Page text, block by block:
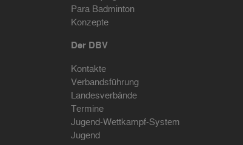
Para Badminton
Konzepte
Der DBV
Kontakte
Verbandsführung
Landesverbände
Termine
Jugend-Wettkampf-System
Jugend